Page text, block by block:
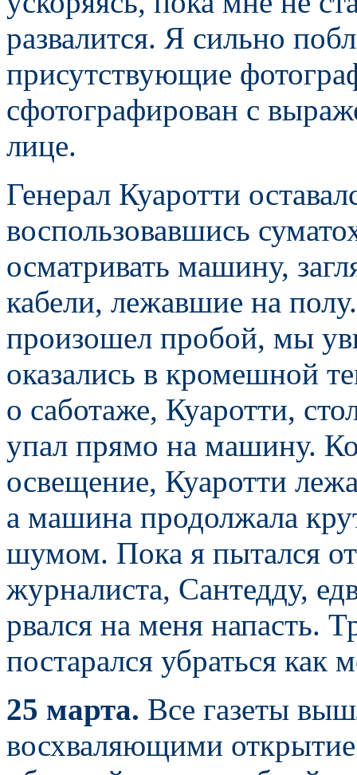
развалится. Я сильно
присутствующие
сфотографирован с
лице.
Генерал Куаротти
воспользовавшись
осматривать машину,
кабели, лежавшие на
произошел пробой, мы
оказались в кромешной
о саботаже, Куаротти,
упал прямо на машину.
освещение, Куаротти
а машина продолжала
шумом. Пока я пытался
журналиста, Сантедду,
рвался на меня напасть.
постарался убраться как
25 марта. Все газеты
восхваляющими